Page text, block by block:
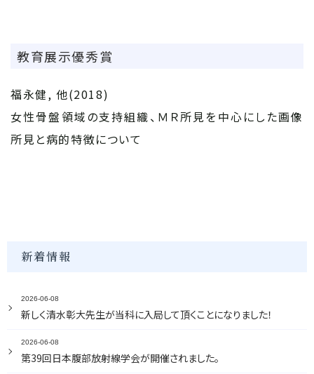
教育展示優秀賞
福永健, 他(2018)
女性骨盤領域の支持組織、ＭＲ所見を中心にした画像
所見と病的特徴について
新着情報
2026-06-08
新しく清水彰大先生が当科に入局して頂くことになりました！
2026-06-08
第39回日本腹部放射線学会が開催されました。